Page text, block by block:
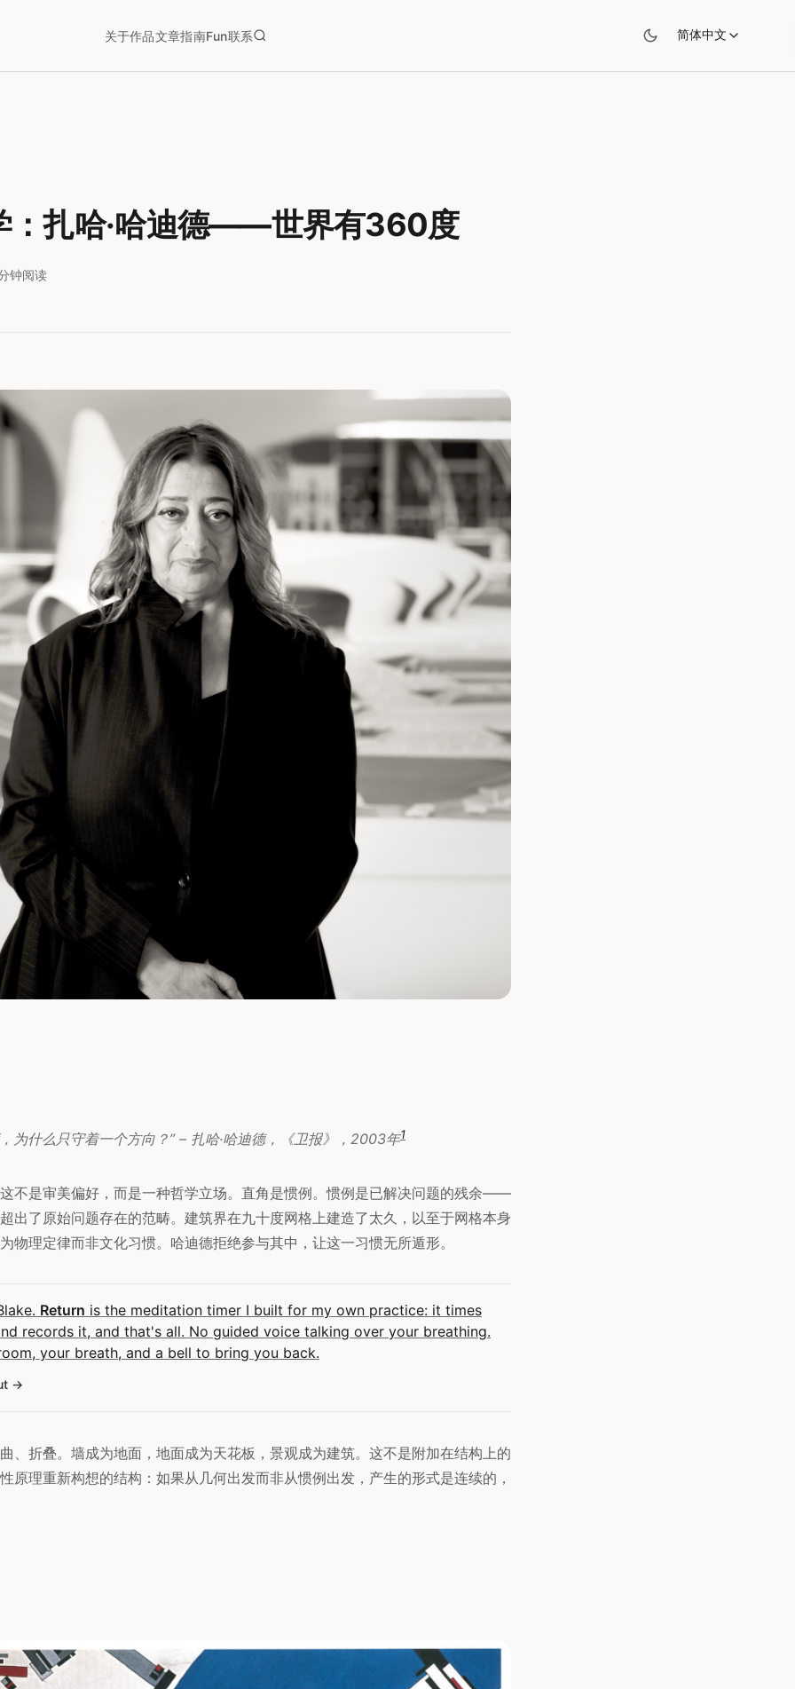
关于作品文章指南Fun联系 简体中文
：扎哈·哈迪德——世界有360度
钟阅读
为什么只守着一个方向？” – 扎哈·哈迪德，《卫报》，2003年1
不是审美偏好，而是一种哲学立场。直角是惯例。惯例是已解决问题的残余——
出了原始问题存在的范畴。建筑界在九十度网格上建造了太久，以至于网格本身
物理定律而非文化习惯。哈迪德拒绝参与其中，让这一习惯无所遁形。
Return is the meditation timer I built for my own practice: it times
records it, and that's all. No guided voice talking over your breathing.
your breath, and a bell to bring you back.
、折叠。墙成为地面，地面成为天花板，景观成为建筑。这不是附加在结构上的
原理重新构想的结构：如果从几何出发而非从惯例出发，产生的形式是连续的，